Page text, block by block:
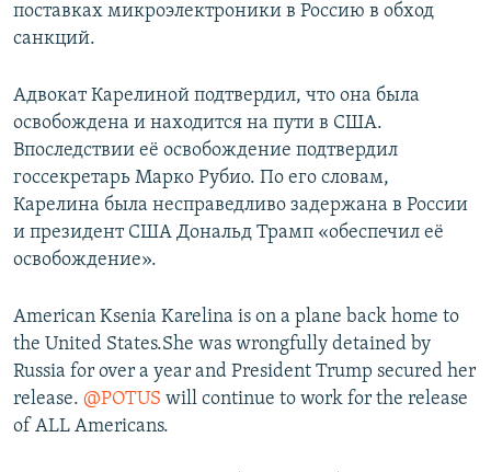
поставках микроэлектроники в Россию в обход
санкций.
Адвокат Карелиной подтвердил, что она была
освобождена и находится на пути в США.
Впоследствии её освобождение подтвердил
госсекретарь Марко Рубио. По его словам,
Карелина была несправедливо задержана в России
и президент США Дональд Трамп «обеспечил её
освобождение».
American Ksenia Karelina is on a plane back home to
the United States.She was wrongfully detained by
Russia for over a year and President Trump secured her
release. @POTUS will continue to work for the release
of ALL Americans.